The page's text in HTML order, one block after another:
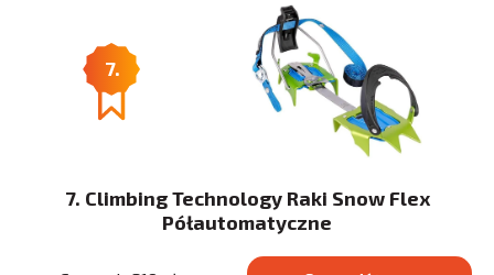
7.
7. Climbing Technology Raki Snow Flex
Półautomatyczne